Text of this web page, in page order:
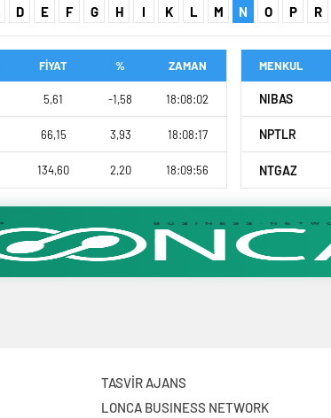
D E F G H I K L M N O P R
FİYAT % ZAMAN
5,61 -1,58 18:08:02
66,15 3,93 18:08:17
134,60 2,20 18:09:56
MENKUL
NIBAS
NPTLR
NTGAZ
TASVİR AJANS
LONCA BUSINESS NETWORK